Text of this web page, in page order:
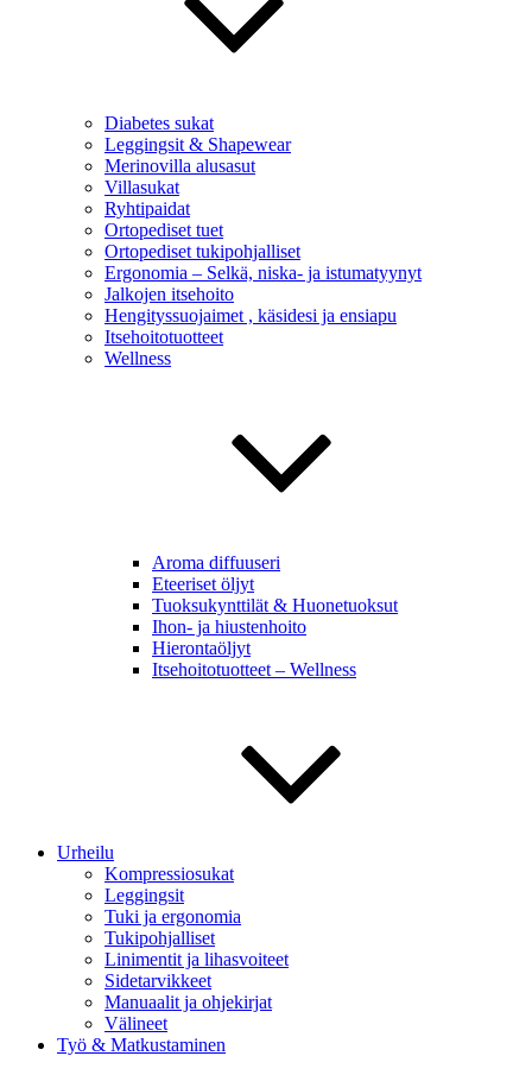
Diabetes sukat
Leggingsit & Shapewear
Merinovilla alusasut
Villasukat
Ryhtipaidat
Ortopediset tuet
Ortopediset tukipohjalliset
Ergonomia – Selkä, niska- ja istumatyynyt
Jalkojen itsehoito
Hengityssuojaimet , käsidesi ja ensiapu
Itsehoitotuotteet
Wellness
Aroma diffuuseri
Eteeriset öljyt
Tuoksukynttilät & Huonetuoksut
Ihon- ja hiustenhoito
Hierontaöljyt
Itsehoitotuotteet – Wellness
Urheilu
Kompressiosukat
Leggingsit
Tuki ja ergonomia
Tukipohjalliset
Linimentit ja lihasvoiteet
Sidetarvikkeet
Manuaalit ja ohjekirjat
Välineet
Työ & Matkustaminen